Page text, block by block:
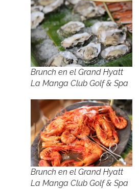
Brunch en el Grand Hyatt
La Manga Club Golf & Spa
Brunch en el Grand Hyatt
La Manga Club Golf & Spa